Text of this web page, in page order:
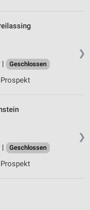
❯
|
Geschlossen
❯
|
Geschlossen